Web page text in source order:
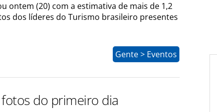
ontem (20) com a estimativa de mais de 1,2
dos líderes do Turismo brasileiro presentes
Gente > Eventos
do primeiro dia